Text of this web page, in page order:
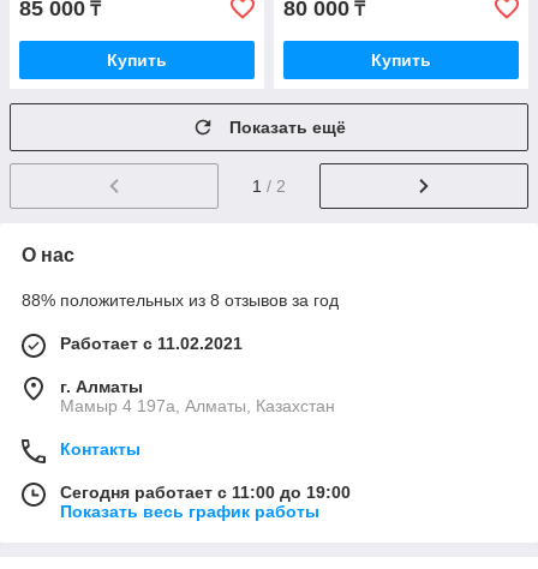
85 000 ₸
Купить
80 000 ₸
Купить
Показать ещё
1 / 2
О нас
88% положительных из 8 отзывов за год
Работает с 11.02.2021
г. Алматы
Мамыр 4 197а, Алматы, Казахстан
Контакты
Сегодня работает с 11:00 до 19:00
Показать весь график работы